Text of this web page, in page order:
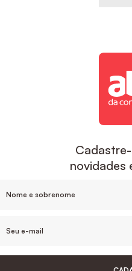
novidades